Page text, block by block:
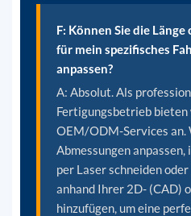
F: Können Sie die
für mein spezifisches
anpassen?
A: Absolut. Als
Fertigungsbetrieb bieten
OEM/ODM-Services an.
Abmessungen
per Laser schneiden
anhand Ihrer 2D- (CAD)
hinzufügen, um eine